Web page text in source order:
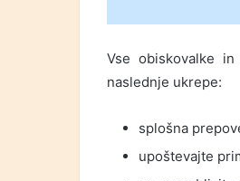
Vse obiskovalke
naslednje ukrepe:
splošna
upoštevajte